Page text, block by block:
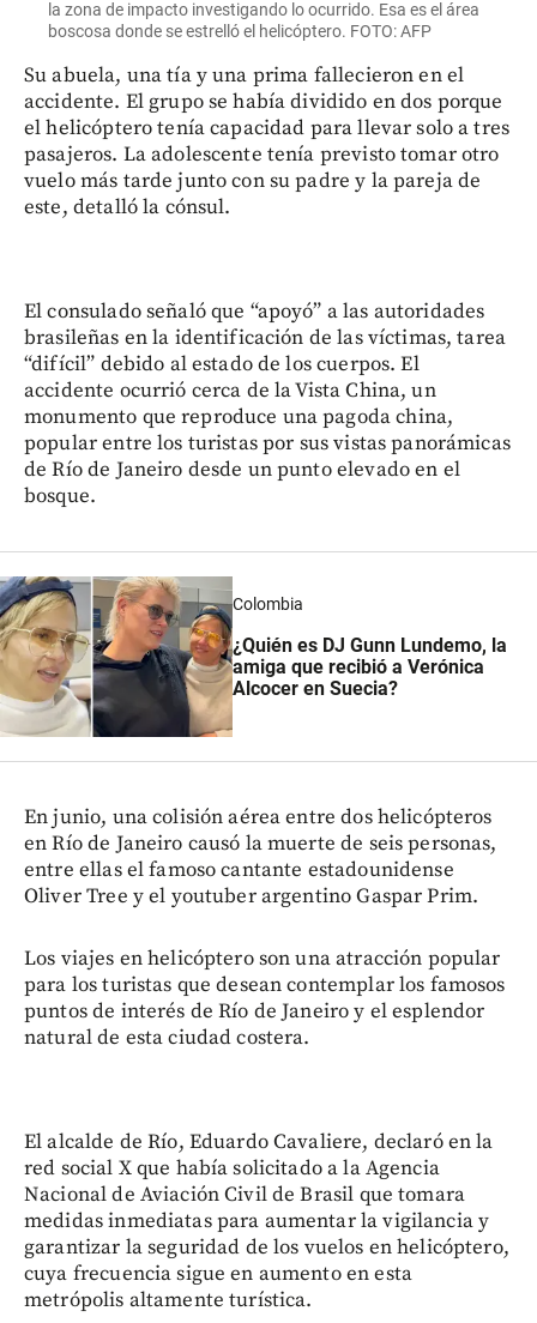
la zona de impacto investigando lo ocurrido. Esa es el área
boscosa donde se estrelló el helicóptero. FOTO: AFP
Su abuela, una tía y una prima fallecieron en el
accidente. El grupo se había dividido en dos porque
el helicóptero tenía capacidad para llevar solo a tres
pasajeros. La adolescente tenía previsto tomar otro
vuelo más tarde junto con su padre y la pareja de
este, detalló la cónsul.
El consulado señaló que “apoyó” a las autoridades
brasileñas en la identificación de las víctimas, tarea
“difícil” debido al estado de los cuerpos. El
accidente ocurrió cerca de la Vista China, un
monumento que reproduce una pagoda china,
popular entre los turistas por sus vistas panorámicas
de Río de Janeiro desde un punto elevado en el
bosque.
Colombia
¿Quién es DJ Gunn Lundemo, la
amiga que recibió a Verónica
Alcocer en Suecia?
En junio, una colisión aérea entre dos helicópteros
en Río de Janeiro causó la muerte de seis personas,
entre ellas el famoso cantante estadounidense
Oliver Tree y el youtuber argentino Gaspar Prim.
Los viajes en helicóptero son una atracción popular
para los turistas que desean contemplar los famosos
puntos de interés de Río de Janeiro y el esplendor
natural de esta ciudad costera.
El alcalde de Río, Eduardo Cavaliere, declaró en la
red social X que había solicitado a la Agencia
Nacional de Aviación Civil de Brasil que tomara
medidas inmediatas para aumentar la vigilancia y
garantizar la seguridad de los vuelos en helicóptero,
cuya frecuencia sigue en aumento en esta
metrópolis altamente turística.